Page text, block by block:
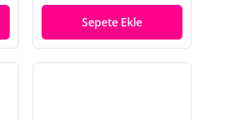
Sepete Ekle